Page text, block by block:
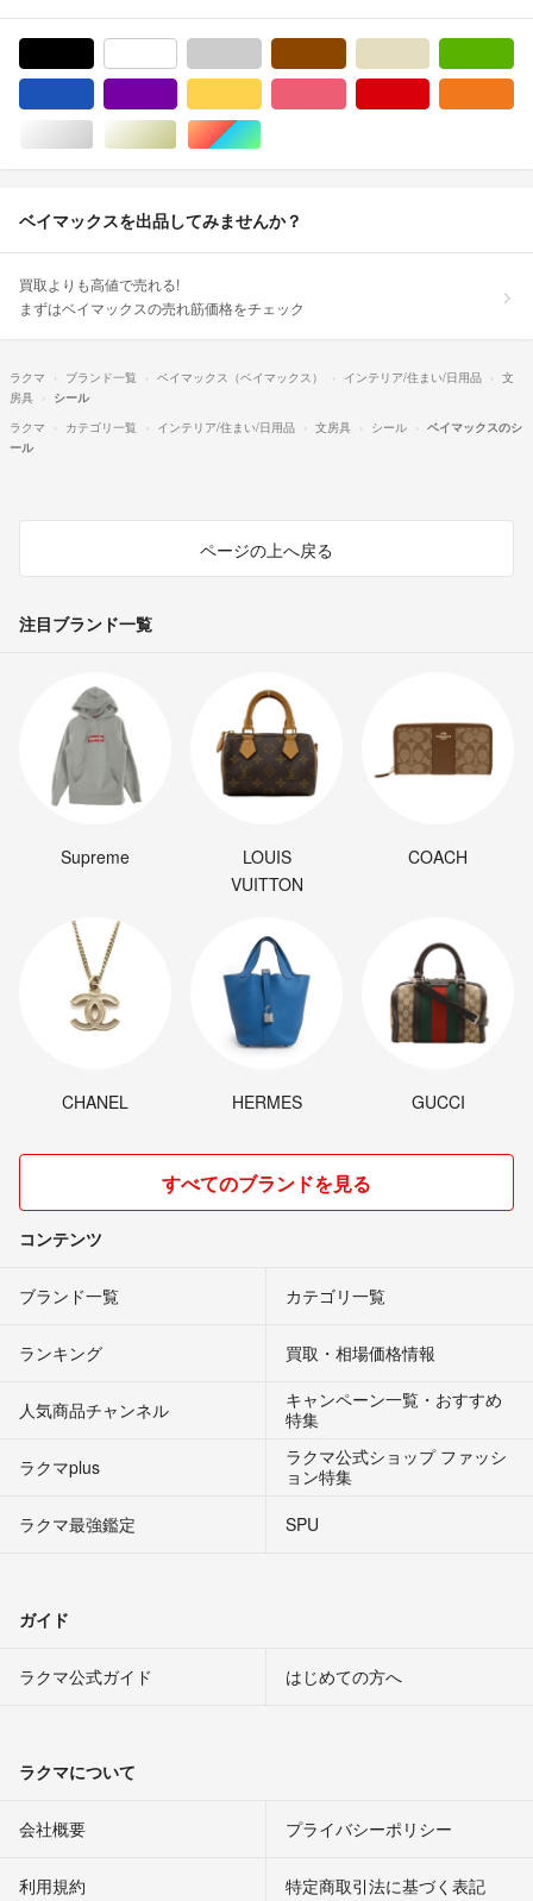
シルバー/銀色系ゴールド/金色系マルチカラー
ベイマックスを出品してみませんか？
買取よりも高値で売れる!
まずはベイマックスの売れ筋価格をチェック
ラクマ ブランド一覧 ベイマックス（ベイマックス） インテリア/住まい/日用品
文
房具
シール
ラクマ
カテゴリ一覧 インテリア/住まい/日用品 文房具 シール
ベイマックスのシ
ール
ページの上へ戻る
注目ブランド一覧
Supreme
LOUIS
VUITTON
COACH
CHANEL HERMES GUCCI
すべてのブランドを見る
コンテンツ
ブランド一覧 カテゴリ一覧
ランキング 買取・相場価格情報
人気商品チャンネル
キャンペーン一覧・おすすめ
特集
ラクマplus
ラクマ公式ショップ ファッシ
ョン特集
ラクマ最強鑑定
SPU
ガイド
ラクマ公式ガイド はじめての方へ
ラクマについて
会社概要 プライバシーポリシー
利用規約 特定商取引法に基づく表記